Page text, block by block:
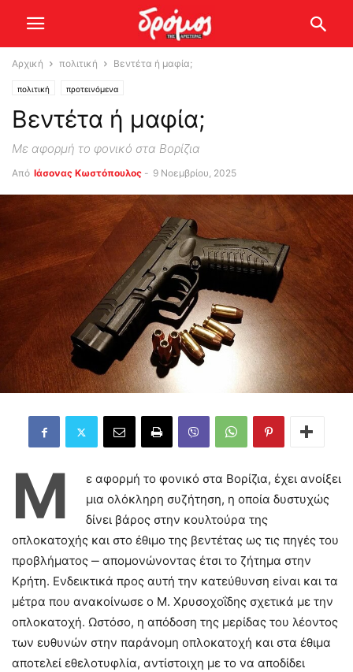
Αρχική πολιτική Βεντέτα ή μαφία;
πολιτική προτεινόμενα
Βεντέτα ή μαφία;
Με αφορμή το φονικό στα Βορίζια
Από Ιάσονας Κωστόπουλος - 9 Νοεμβρίου, 2025
Μ
ε αφορμή το φονικό στα Βορίζια, έχει ανοίξει
μια ολόκληρη συζήτηση, η οποία δυστυχώς
δίνει βάρος στην κουλτούρα της
οπλοκατοχής και στο έθιμο της βεντέτας ως τις πηγές του
προβλήματος ‒ απομονώνοντας έτσι το ζήτημα στην
Κρήτη. Ενδεικτικά προς αυτή την κατεύθυνση είναι και τα
μέτρα που ανακοίνωσε ο Μ. Χρυσοχοΐδης σχετικά με την
οπλοκατοχή. Ωστόσο, η απόδοση της μερίδας του λέοντος
των ευθυνών στην παράνομη οπλοκατοχή και στα έθιμα
αποτελεί εθελοτυφλία, αντίστοιχη με το να αποδίδει